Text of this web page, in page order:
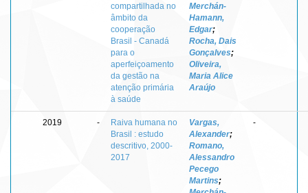
compartilhada no
âmbito da
cooperação
Brasil - Canadá
para o
aperfeiçoamento
da gestão na
atenção primária
à saúde
Merchán-
Hamann,
Edgar;
Rocha, Dais
Gonçalves;
Oliveira,
Maria Alice
Araújo
2019 -
Raiva humana no
Brasil : estudo
descritivo, 2000-
2017
Vargas,
Alexander;
Romano,
Alessandro
Pecego
Martins;
-